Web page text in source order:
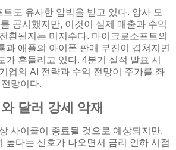
도 유사한 압박을 받고 있다. 양사 모
공시했지만, 이것이 실제 매출과 수익
환될지는 미지수다. 마이크로소프트의
과 애플의 아이폰 판매 부진이 겹쳐지면
가 흔들리고 있다. 4분기 실적 발표 시
업의 AI 전략과 수익 전망이 주가를 좌
망이다.
달러 강세 악재
사이클이 종료될 것으로 예상되지만,
높다는 신호가 나오면서 금리 인하 시점